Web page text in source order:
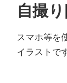
自撮
スマホ等を
イラストで